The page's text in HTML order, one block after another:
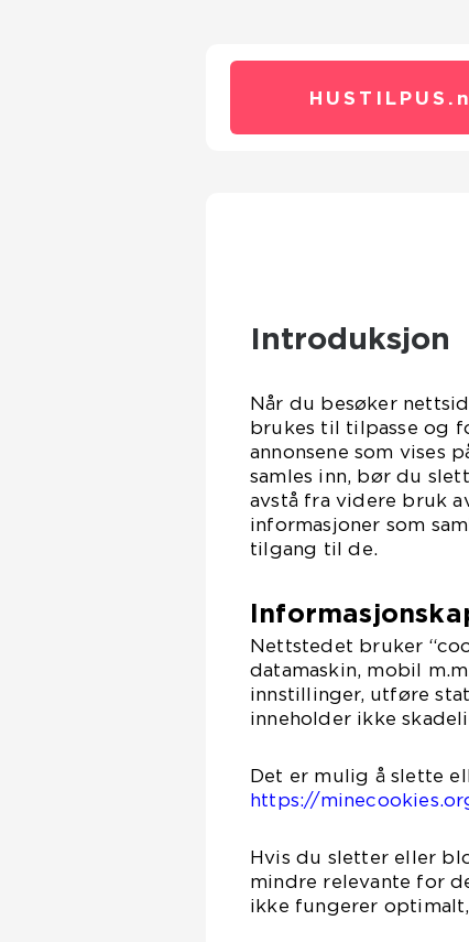
HUSTILPUS.
Introduksjon
Når du besøker
brukes til tilpasse og
annonsene som vises
samles inn, bør du
avstå fra videre bruk
informasjoner som
tilgang til de.
Nettstedet bruker
datamaskin, mobil
innstillinger, utføre
inneholder ikke
Det er mulig å slette
https://
Hvis du sletter eller
mindre relevante for
ikke fungerer